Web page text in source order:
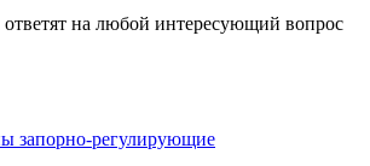
на любой интересующий вопрос
запорно-регулирующие